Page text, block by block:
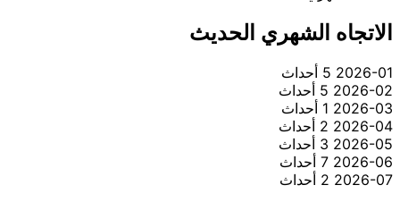
الاتجاه الشهري الحديث
2026-01 5 أحداث
2026-02 5 أحداث
2026-03 1 أحداث
2026-04 2 أحداث
2026-05 3 أحداث
2026-06 7 أحداث
2026-07 2 أحداث